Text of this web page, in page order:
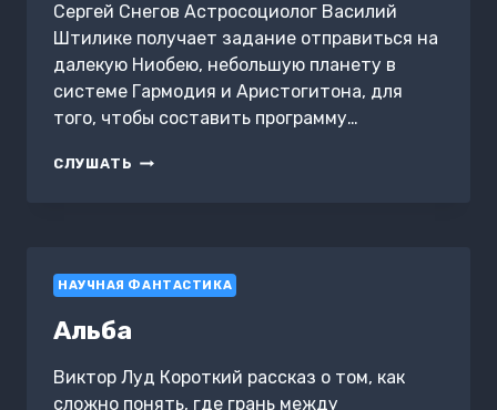
Сергей Снегов Астросоциолог Василий
Штилике получает задание отправиться на
далекую Ниобею, небольшую планету в
системе Гармодия и Аристогитона, для
того, чтобы составить программу…
СЛУШАТЬ ДРАМА
НАУЧНАЯ ФАНТАСТИКА
Альба
Виктор Луд Короткий рассказ о том, как
сложно понять, где грань между